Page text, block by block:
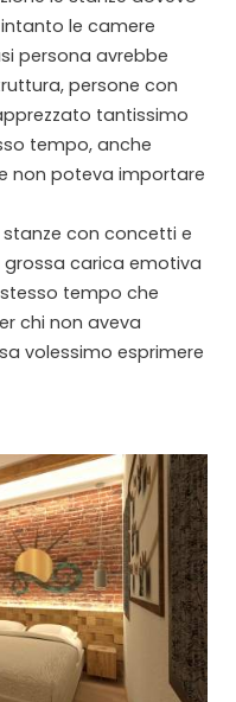
le camere
persona avrebbe
persone con
tantissimo
tempo, anche
non poteva importare
con concetti e
carica emotiva
tempo che
chi non aveva
volessimo esprimere